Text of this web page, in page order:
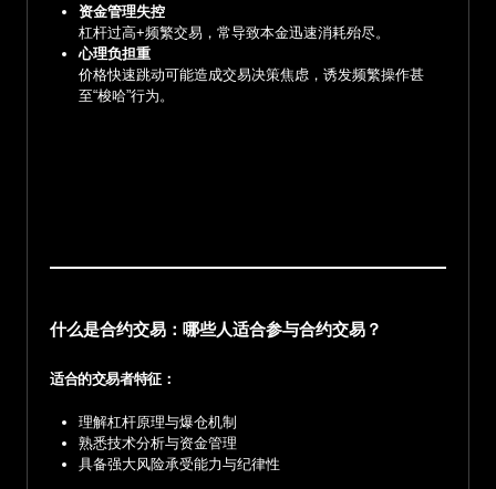
资金管理失控
杠杆过高+频繁交易，常导致本金迅速消耗殆尽。
心理负担重
价格快速跳动可能造成交易决策焦虑，诱发频繁操作甚
至“梭哈”行为。
什么是合约交易：哪些人适合参与合约交易？
适合的交易者特征：
理解杠杆原理与爆仓机制
熟悉技术分析与资金管理
具备强大风险承受能力与纪律性